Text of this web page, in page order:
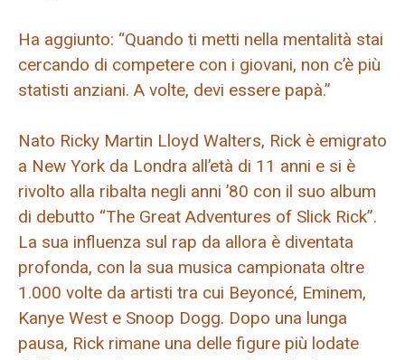
Ha aggiunto: “Quando ti metti nella mentalità stai
cercando di competere con i giovani, non c’è più
statisti anziani. A volte, devi essere papà.”
Nato Ricky Martin Lloyd Walters, Rick è emigrato
a New York da Londra all’età di 11 anni e si è
rivolto alla ribalta negli anni ’80 con il suo album
di debutto “The Great Adventures of Slick Rick”.
La sua influenza sul rap da allora è diventata
profonda, con la sua musica campionata oltre
1.000 volte da artisti tra cui Beyoncé, Eminem,
Kanye West e Snoop Dogg. Dopo una lunga
pausa, Rick rimane una delle figure più lodate